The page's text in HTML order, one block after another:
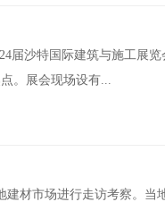
届沙特国际建筑与施工展览
。展会现场设有...
材市场进行走访考察。当